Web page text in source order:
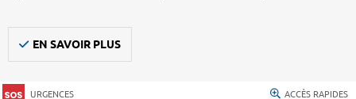
EN SAVOIR PLUS
URGENCES ACCÈS RAPIDES